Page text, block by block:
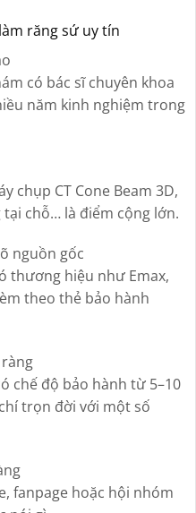
răng sứ uy tín
có bác sĩ chuyên khoa
năm kinh nghiệm trong
chụp CT Cone Beam 3D,
chỗ… là điểm cộng lớn.
nguồn gốc
thương hiệu như Emax,
theo thẻ bảo hành
chế độ bảo hành từ 5–10
trọn đời với một số
fanpage hoặc hội nhóm